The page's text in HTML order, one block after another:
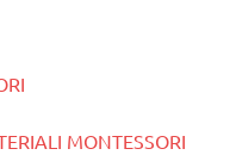
MONTESSORI